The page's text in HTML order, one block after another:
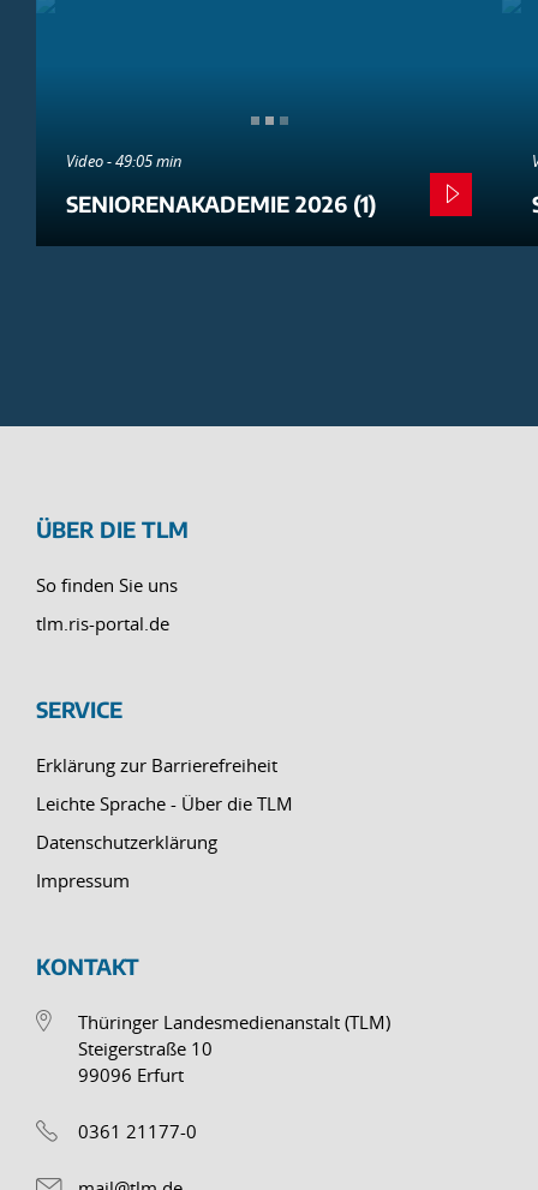
Video - 49:05 min
SENIORENAKADEMIE 2026 (1)
ÜBER DIE TLM
So finden Sie uns
tlm.ris-portal.de
SERVICE
Erklärung zur Barrierefreiheit
Leichte Sprache - Über die TLM
Datenschutzerklärung
Impressum
KONTAKT
Thüringer Landesmedienanstalt (TLM)
Steigerstraße 10
99096 Erfurt
0361 21177-0